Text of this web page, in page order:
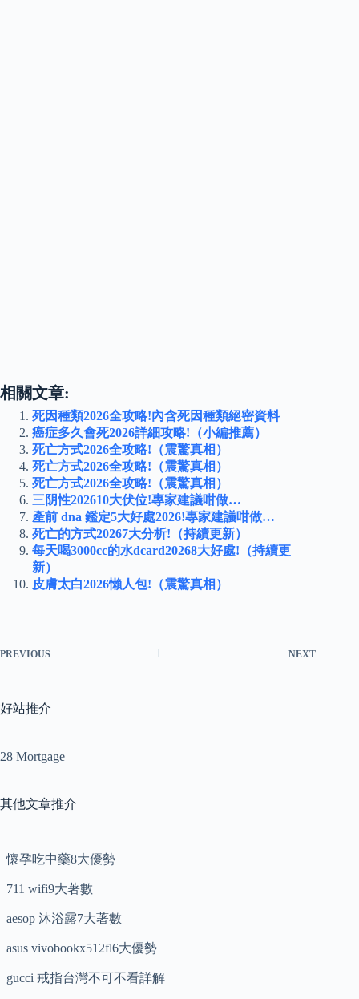
相關文章:
死因種類2026全攻略!內含死因種類絕密資料
癌症多久會死2026詳細攻略!（小編推薦）
死亡方式2026全攻略!（震驚真相）
死亡方式2026全攻略!（震驚真相）
死亡方式2026全攻略!（震驚真相）
三阴性202610大伏位!專家建議咁做…
產前 dna 鑑定5大好處2026!專家建議咁做…
死亡的方式20267大分析!（持續更新）
每天喝3000cc的水dcard20268大好處!（持續更
新）
皮膚太白2026懶人包!（震驚真相）
PREVIOUS NEXT
好站推介
28 Mortgage
其他文章推介
懷孕吃中藥8大優勢
711 wifi9大著數
aesop 沐浴露7大著數
asus vivobookx512fl6大優勢
gucci 戒指台灣不可不看詳解